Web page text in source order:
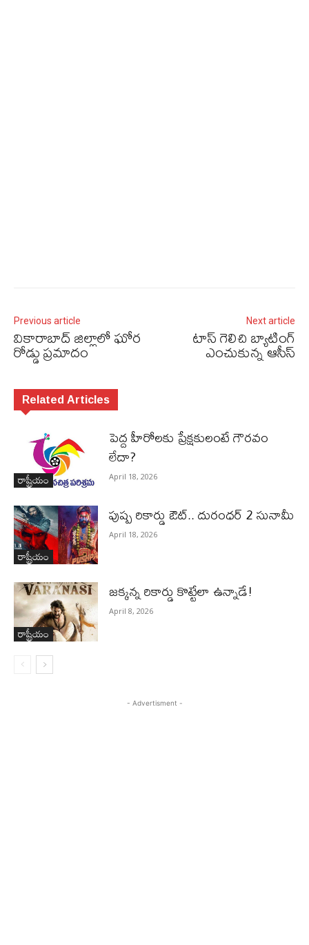
Previous article
వికారాబాద్‌ జిల్లాలో ఘోర
రోడ్డు ప్రమాదం
Next article
టాస్‌ గెలిచి బ్యాటింగ్
ఎంచుకున్న ఆసీస్‌
Related Articles
రాష్ట్రీయం
పెద్ద హీరోల‌కు ప్రేక్ష‌కులంటే గౌర‌వం
లేదా?
April 18, 2026
రాష్ట్రీయం
పుష్ప రికార్డు ఔట్‌.. దురంధ‌ర్ 2 సునామీ
April 18, 2026
రాష్ట్రీయం
జ‌క్క‌న్న రికార్డు కొట్టేలా ఉన్నాడే!
April 8, 2026
- Advertisment -